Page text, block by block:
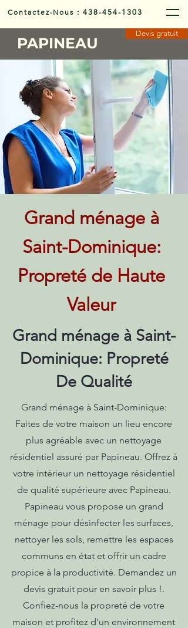
Contactez-Nous :438-454-1303
PAPINEAU
Devis gratuit
Grand ménage à
Saint-Dominique:
Propreté de Haute
Valeur
Grand ménage à Saint-
Dominique: Propreté
De Qualité
Grand ménage à Saint-Dominique:
Faites de votre maison un lieu encore
plus agréable avec un nettoyage
résidentiel assuré par Papineau. Offrez à
votre intérieur un nettoyage résidentiel
de qualité supérieure avec Papineau.
Papineau vous propose un grand
ménage pour désinfecter les surfaces,
nettoyer les sols, remettre les espaces
communs en état et offrir un cadre
propice à la productivité. Demandez un
devis gratuit pour en savoir plus !.
Confiez-nous la propreté de votre
maison et profitez d'un environnement